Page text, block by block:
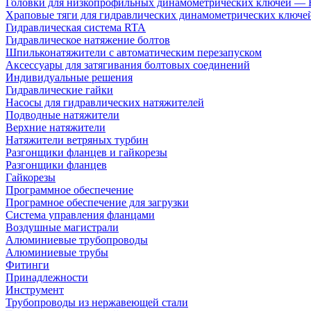
Головки для низкопрофильных динамометрических ключей —
Храповые тяги для гидравлических динамометрических
Гидравлическая система RTA
Гидравлическое натяжение болтов
Шпильконатяжители с автоматическим перезапуском
Аксессуары для затягивания болтовых соединений
Индивидуальные решения
Гидравлические гайки
Насосы для гидравлических натяжителей
Подводные натяжители
Верхние натяжители
Натяжители ветряных турбин
Разгонщики фланцев и гайкорезы
Разгонщики фланцев
Гайкорезы
Программное обеспечение
Програмное обеспечение для загрузки
Система управления фланцами
Воздушные магистрали
Алюминиевые трубопроводы
Алюминиевые трубы
Фитинги
Принадлежности
Инструмент
Трубопроводы из нержавеющей стали